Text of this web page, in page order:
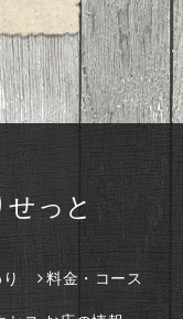
っと
料金・コース